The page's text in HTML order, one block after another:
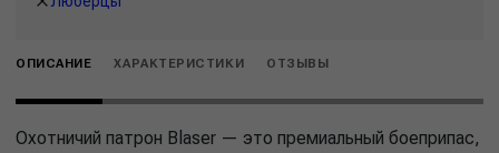
ОПИСАНИЕ ХАРАКТЕРИСТИКИ ОТЗЫВЫ
Охотничий патрон Blaser — это премиальный боеприпас,